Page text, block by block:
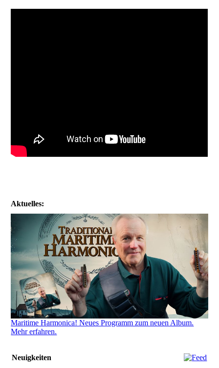
Aktuelles:
Maritime Harmonica! Neues Programm zum neuen Album.
Mehr erfahren.
Neuigkeiten